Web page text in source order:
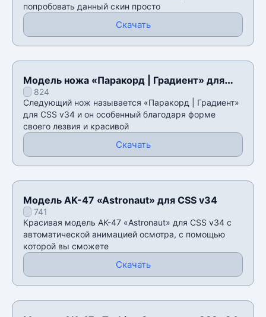
попробовать данный скин просто
Скачать
Модель ножа «Паракорд | Градиент» для
CSS v34
824
Следующий нож называется «Паракорд | Градиент»
для CSS v34 и он особенный благодаря форме
своего лезвия и красивой
Скачать
Модель AK-47 «Astronaut» для CSS v34
741
Красивая модель AK-47 «Astronaut» для CSS v34 с
автоматической анимацией осмотра, с помощью
которой вы сможете
Скачать